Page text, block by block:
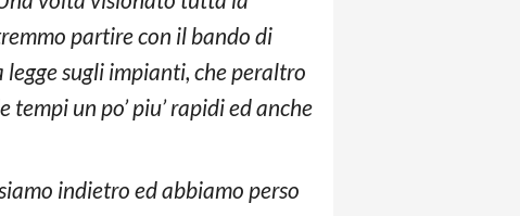
partire con il bando di
sugli impianti, che peraltro
un po’ piu’ rapidi ed anche
indietro ed abbiamo perso